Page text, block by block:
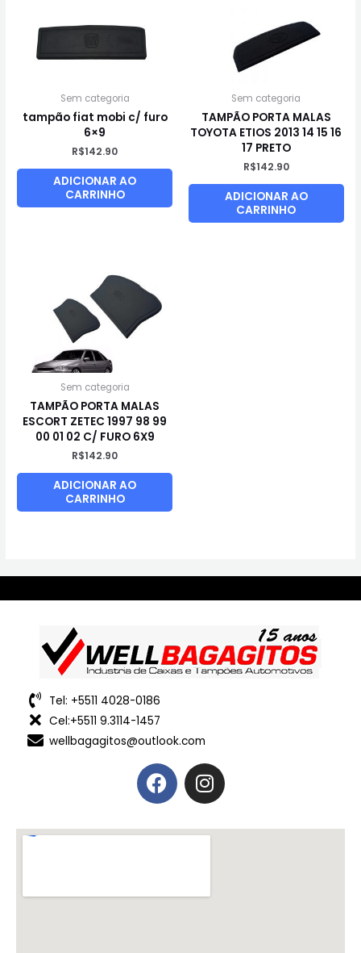
Sem categoria
tampão fiat mobi c/ furo
6×9
R$142.90
ADICIONAR AO
CARRINHO
Sem categoria
TAMPÃO PORTA MALAS
TOYOTA ETIOS 2013 14 15 16
17 PRETO
R$142.90
ADICIONAR AO
CARRINHO
Sem categoria
TAMPÃO PORTA MALAS
ESCORT ZETEC 1997 98 99
00 01 02 C/ FURO 6X9
R$142.90
ADICIONAR AO
CARRINHO
Tel: +5511 4028-0186
Cel:+5511 9.3114-1457
wellbagagitos@outlook.com